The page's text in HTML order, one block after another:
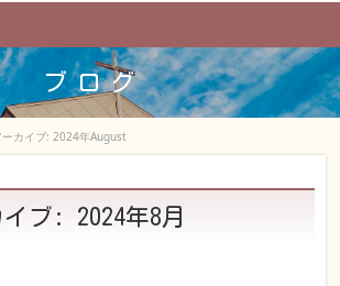
ブログ
ーカイブ: 2024年August
ブ: 2024年8月